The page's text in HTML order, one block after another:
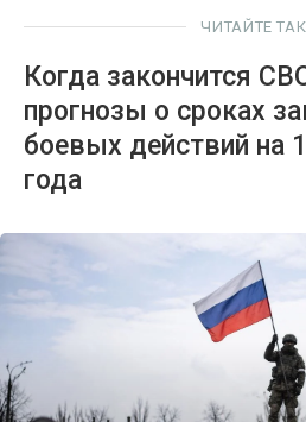
ЧИТАЙТЕ
Когда закончится
прогнозы о сроках
боевых действий на
года